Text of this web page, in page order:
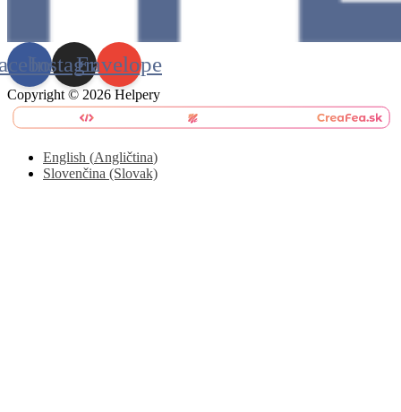
InstagramEnvelope
Copyright © 2026 Helpery
English (Angličtina)
Slovenčina (Slovak)